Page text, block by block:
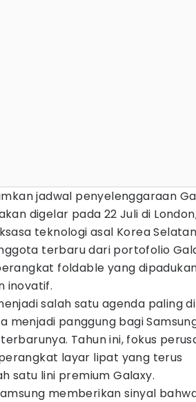
jadwal penyelenggaraan
digelar pada 22 Juli di
teknologi asal Korea
terbaru dari portofolio
foldable yang
inovatif.
salah satu agenda paling
menjadi panggung bagi
Tahun ini, fokus
layar lipat yang terus
satu lini premium Galaxy.
memberikan sinyal